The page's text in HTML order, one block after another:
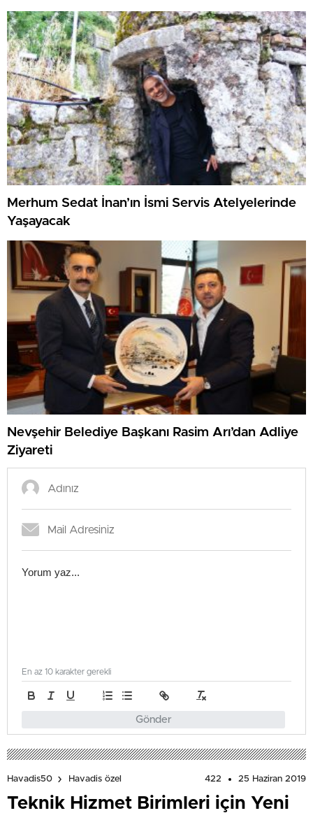
Merhum Sedat İnan’ın İsmi Servis Atelyelerinde
Yaşayacak
Nevşehir Belediye Başkanı Rasim Arı’dan Adliye
Ziyareti
Gönder
En az 10 karakter gerekli
Havadis50 Havadis özel 422 25 Haziran 2019
Teknik Hizmet Birimleri için Yeni